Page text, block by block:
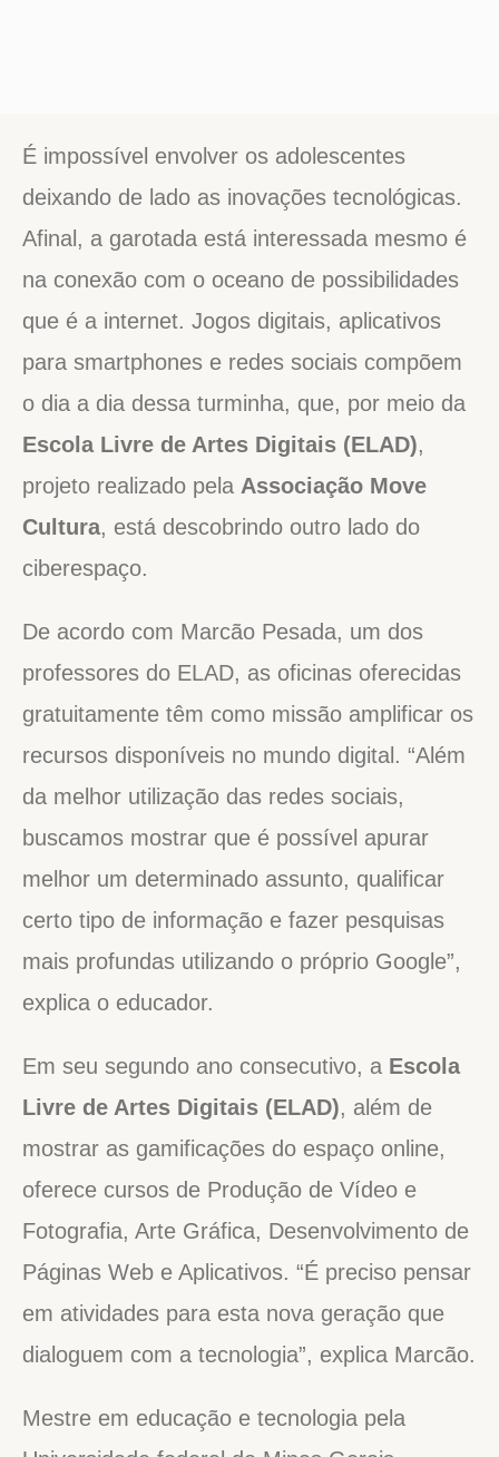
É impossível envolver os adolescentes
deixando de lado as inovações tecnológicas.
Afinal, a garotada está interessada mesmo é
na conexão com o oceano de possibilidades
que é a internet. Jogos digitais, aplicativos
para smartphones e redes sociais compõem
o dia a dia dessa turminha, que, por meio da
Escola Livre de Artes Digitais (ELAD),
projeto realizado pela Associação Move
Cultura, está descobrindo outro lado do
ciberespaço.
De acordo com Marcão Pesada, um dos
professores do ELAD, as oficinas oferecidas
gratuitamente têm como missão amplificar os
recursos disponíveis no mundo digital. “Além
da melhor utilização das redes sociais,
buscamos mostrar que é possível apurar
melhor um determinado assunto, qualificar
certo tipo de informação e fazer pesquisas
mais profundas utilizando o próprio Google”,
explica o educador.
Em seu segundo ano consecutivo, a Escola
Livre de Artes Digitais (ELAD), além de
mostrar as gamificações do espaço online,
oferece cursos de Produção de Vídeo e
Fotografia, Arte Gráfica, Desenvolvimento de
Páginas Web e Aplicativos. “É preciso pensar
em atividades para esta nova geração que
dialoguem com a tecnologia”, explica Marcão.
Mestre em educação e tecnologia pela